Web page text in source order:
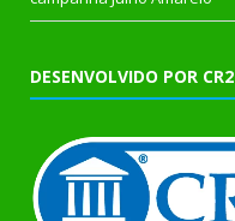
DESENVOLVIDO POR CR2